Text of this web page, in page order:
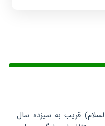
قریب به سیزده سال